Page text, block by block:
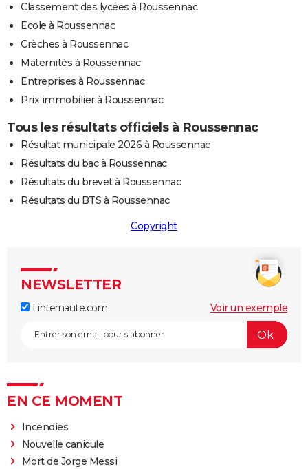
Classement des lycées à Roussennac
Ecole à Roussennac
Crèches à Roussennac
Maternités à Roussennac
Entreprises à Roussennac
Prix immobilier à Roussennac
Tous les résultats officiels à Roussennac
Résultat municipale 2026 à Roussennac
Résultats du bac à Roussennac
Résultats du brevet à Roussennac
Résultats du BTS à Roussennac
Copyright
NEWSLETTER
Linternaute.com Voir un exemple
EN CE MOMENT
Incendies
Nouvelle canicule
Mort de Jorge Messi